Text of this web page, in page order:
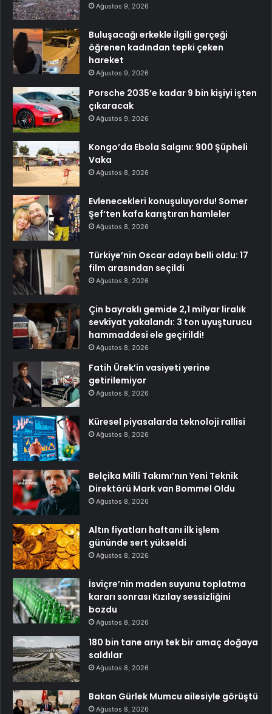
Ağustos 9, 2026
Buluşacağı erkekle ilgili gerçeği
öğrenen kadından tepki çeken
hareket
Ağustos 9, 2026
Porsche 2035’e kadar 9 bin kişiyi işten
çıkaracak
Ağustos 9, 2026
Kongo’da Ebola Salgını: 900 Şüpheli
Vaka
Ağustos 8, 2026
Evlenecekleri konuşuluyordu! Somer
Şef’ten kafa karıştıran hamleler
Ağustos 8, 2026
Türkiye’nin Oscar adayı belli oldu: 17
film arasından seçildi
Ağustos 8, 2026
Çin bayraklı gemide 2,1 milyar liralık
sevkiyat yakalandı: 3 ton uyuşturucu
hammaddesi ele geçirildi!
Ağustos 8, 2026
Fatih Ürek’in vasiyeti yerine
getirilemiyor
Ağustos 8, 2026
Küresel piyasalarda teknoloji rallisi
Ağustos 8, 2026
Belçika Milli Takımı’nın Yeni Teknik
Direktörü Mark van Bommel Oldu
Ağustos 8, 2026
Altın fiyatları haftanı ilk işlem
gününde sert yükseldi
Ağustos 8, 2026
İsviçre’nin maden suyunu toplatma
kararı sonrası Kızılay sessizliğini
bozdu
Ağustos 8, 2026
180 bin tane arıyı tek bir amaç doğaya
saldılar
Ağustos 8, 2026
Bakan Gürlek Mumcu ailesiyle görüştü
Ağustos 8, 2026